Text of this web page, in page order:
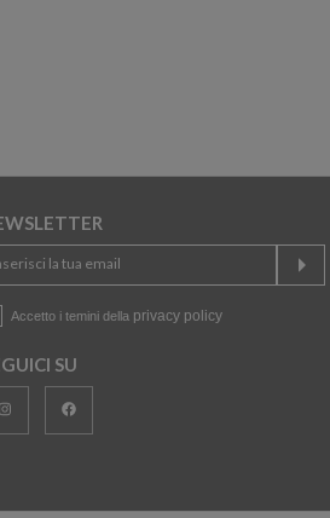
Accetto i temini della privacy policy
SU